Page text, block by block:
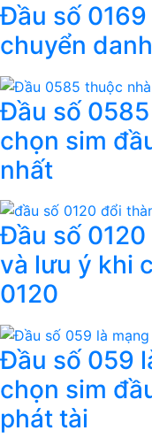
Đầu số
chuyển
Đầu số
chọn sim
nhất
Đầu số
và lưu ý khi
0120
Đầu số 059
chọn sim
phát tài